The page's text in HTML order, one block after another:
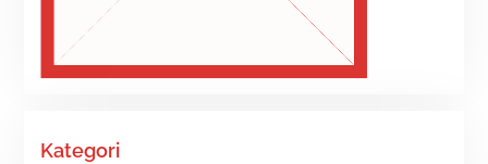
Kategori